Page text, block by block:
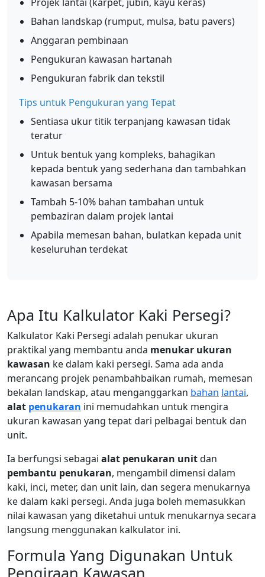
Bahan landskap (rumput, mulsa, batu pavers)
Anggaran pembinaan
Pengukuran kawasan hartanah
Pengukuran fabrik dan tekstil
Tips untuk Pengukuran yang Tepat
Sentiasa ukur titik terpanjang kawasan tidak
teratur
Untuk bentuk yang kompleks, bahagikan
kepada bentuk yang sederhana dan tambahkan
kawasan bersama
Tambah 5-10% bahan tambahan untuk
pembaziran dalam projek lantai
Apabila memesan bahan, bulatkan kepada unit
keseluruhan terdekat
Apa Itu Kalkulator Kaki Persegi?
Kalkulator Kaki Persegi adalah penukar ukuran
praktikal yang membantu anda menukar ukuran
kawasan ke dalam kaki persegi. Sama ada anda
merancang projek penambahbaikan rumah, memesan
bekalan landskap, atau menganggarkan bahan lantai,
alat penukaran ini memudahkan untuk mengira
ukuran kawasan yang tepat dari pelbagai bentuk dan
unit.
Ia berfungsi sebagai alat penukaran unitdan
pembantu penukaran, mengambil dimensi dalam
kaki, inci, meter, dan unit lain, dan segera menukarnya
ke dalam kaki persegi. Anda juga boleh memasukkan
nilai kawasan yang diketahui untuk menukarnya secara
langsung menggunakan kalkulator ini.
Formula Yang Digunakan Untuk
Pengiraan Kawasan